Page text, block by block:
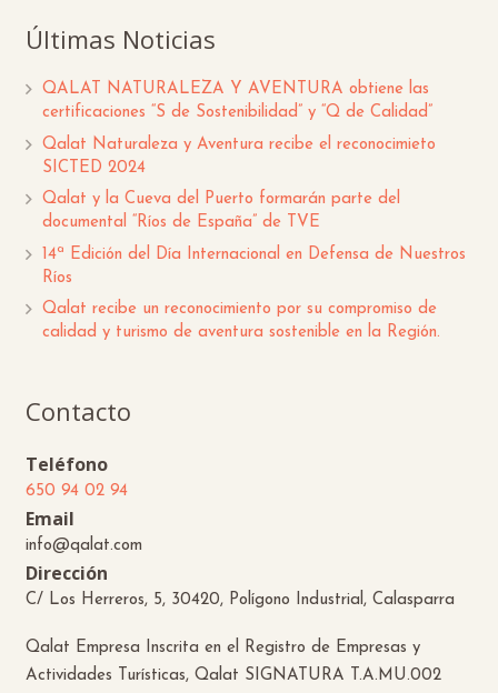
Últimas Noticias
QALAT NATURALEZA Y AVENTURA obtiene las
certificaciones “S de Sostenibilidad” y “Q de Calidad”
Qalat Naturaleza y Aventura recibe el reconocimieto
SICTED 2024
Qalat y la Cueva del Puerto formarán parte del
documental “Ríos de España” de TVE
14ª Edición del Día Internacional en Defensa de Nuestros
Ríos
Qalat recibe un reconocimiento por su compromiso de
calidad y turismo de aventura sostenible en la Región.
Contacto
Teléfono
650 94 02 94
Email
info@qalat.com
Dirección
C/ Los Herreros, 5, 30420, Polígono Industrial, Calasparra
Qalat Empresa Inscrita en el Registro de Empresas y
Actividades Turísticas, Qalat SIGNATURA T.A.MU.002